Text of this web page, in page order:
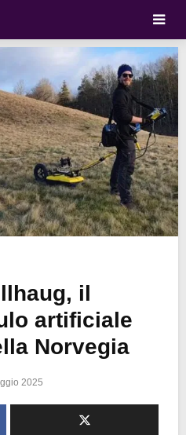
il
artificiale
Norvegia
2025